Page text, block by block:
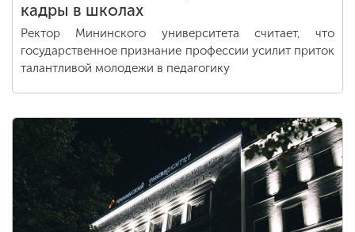
кадры в школах
Ректор Мининского университета считает, что
государственное признание профессии усилит приток
талантливой молодежи в педагогику